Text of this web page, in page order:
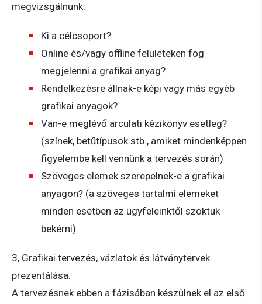
megvizsgálnunk:
Ki a célcsoport?
Online és/vagy offline felületeken fog
megjelenni a grafikai anyag?
Rendelkezésre állnak-e képi vagy más egyéb
grafikai anyagok?
Van-e meglévő arculati kézikönyv esetleg?
(színek, betűtípusok stb., amiket mindenképpen
figyelembe kell vennünk a tervezés során)
Szöveges elemek szerepelnek-e a grafikai
anyagon? (a szöveges tartalmi elemeket
minden esetben az ügyfeleinktől szoktuk
bekérni)
3, Grafikai tervezés, vázlatok és látványtervek
prezentálása.
A tervezésnek ebben a fázisában készülnek el az első